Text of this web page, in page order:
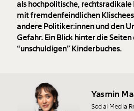
als hochpolitische,
mit fremdenfeindlichen
andere Politiker:innen und den
Gefahr. Ein Blick hinter die
“unschuldigen” Kinderbuches.
Yasmin
Social Media